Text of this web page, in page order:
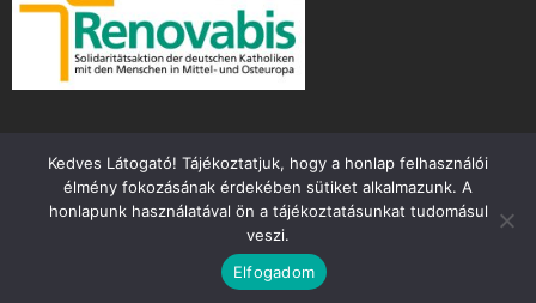
Copyright ©2026 mente.hu
Kedves Látogató! Tájékoztatjuk, hogy a honlap felhasználói
élmény fokozásának érdekében sütiket alkalmazunk. A
honlapunk használatával ön a tájékoztatásunkat tudomásul
veszi.
Elfogadom